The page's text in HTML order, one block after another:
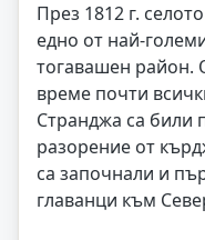
През 1812 г.
едно от най-
тогавашен район.
време почти
Странджа са били
разорение от
са започнали и
главанци към